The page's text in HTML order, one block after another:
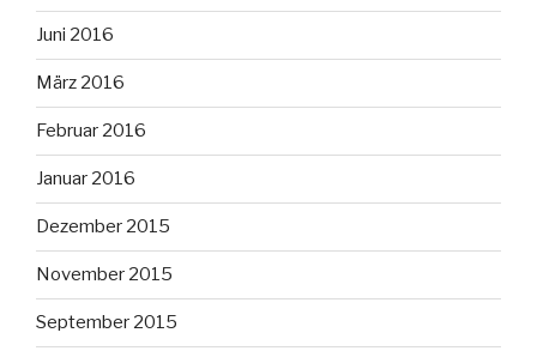
Juni 2016
März 2016
Februar 2016
Januar 2016
Dezember 2015
November 2015
September 2015